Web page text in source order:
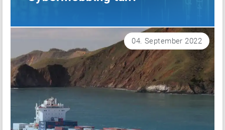
04. September 2022